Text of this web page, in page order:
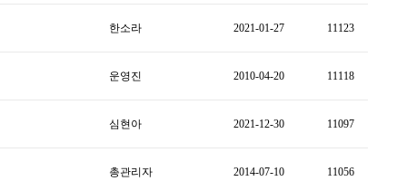
한소라 2021-01-27 11123
운영진 2010-04-20 11118
심현아 2021-12-30 11097
총관리자 2014-07-10 11056